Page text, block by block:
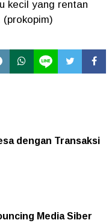
kecil yang rentan
dengan Transaksi
Media Siber